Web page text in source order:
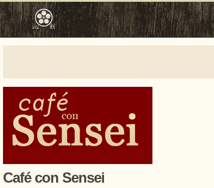
Café con Sensei